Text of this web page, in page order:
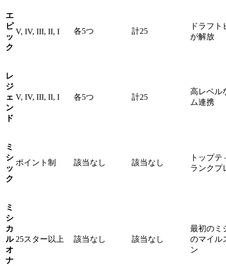
エ
ピ
ッ
ク
V, IV, III, II, I 各5つ 計25
ドラフト
が解放
レ
ジ
ェ
ン
ド
V, IV, III, II, I 各5つ 計25
高レベル
ム連携
ミ
シ
ッ
ク
ポイント制 該当なし 該当なし
トップテ
ランクプ
ミ
シ
カ
ル
オ
ナ
25スター以上 該当なし 該当なし
最初のミ
のマイル
ン